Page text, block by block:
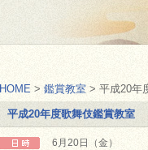
HOME > 鑑賞教室 > 平成20年
平成20年度歌舞伎鑑賞教室
6月20日（金）